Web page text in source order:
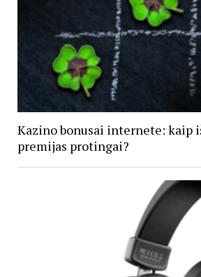
Kazino bonusai internete: kaip
premijas protingai?